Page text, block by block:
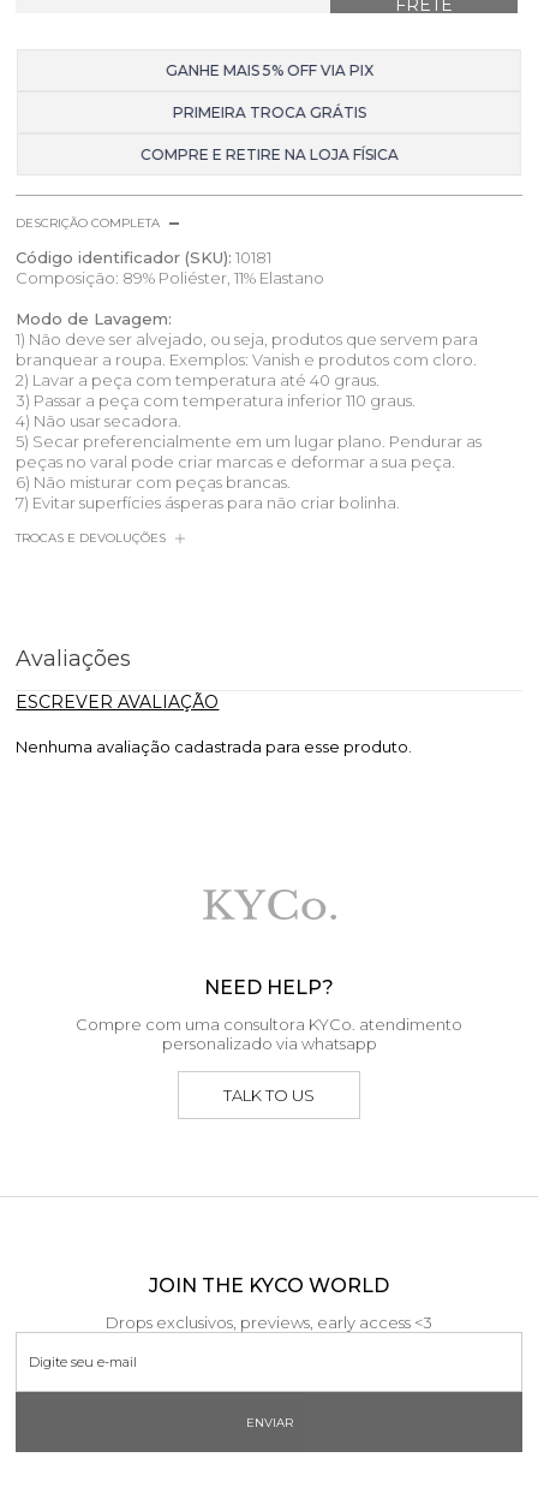
GANHE MAIS 5% OFF VIA PIX
PRIMEIRA TROCA GRÁTIS
COMPRE E RETIRE NA LOJA FÍSICA
DESCRIÇÃO COMPLETA
Código identificador (SKU): 10181
Composição: 89% Poliéster, 11% Elastano
Modo de Lavagem:
1) Não deve ser alvejado, ou seja, produtos que servem para
branquear a roupa. Exemplos: Vanish e produtos com cloro.
2) Lavar a peça com temperatura até 40 graus.
3) Passar a peça com temperatura inferior 110 graus.
4) Não usar secadora.
5) Secar preferencialmente em um lugar plano. Pendurar as
peças no varal pode criar marcas e deformar a sua peça.
6) Não misturar com peças brancas.
7) Evitar superfícies ásperas para não criar bolinha.
TROCAS E DEVOLUÇÕES
Avaliações
ESCREVER AVALIAÇÃO
Nenhuma avaliação cadastrada para esse produto.
NEED HELP?
Compre com uma consultora KYCo. atendimento
personalizado via whatsapp
TALK TO US
JOIN THE KYCO WORLD
Drops exclusivos, previews, early access <3
ENVIAR